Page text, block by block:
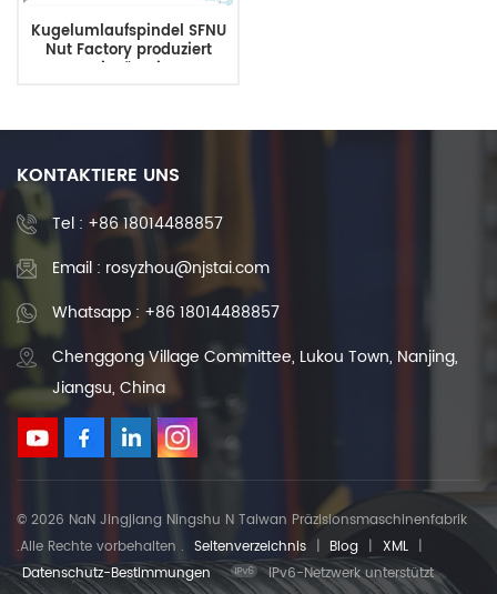
Kugelumlaufspindel SFNU
Nut Factory produziert
preisgünstige
KONTAKTIERE UNS
Tel : +86 18014488857
Email : rosyzhou@njstai.com
Whatsapp : +86 18014488857
Chenggong Village Committee, Lukou Town, Nanjing,
Jiangsu, China
© 2026 NaN Jingjiang Ningshu N Taiwan Präzisionsmaschinenfabrik
.Alle Rechte vorbehalten . Seitenverzeichnis | Blog | XML |
Datenschutz-Bestimmungen
IPv6-Netzwerk unterstützt